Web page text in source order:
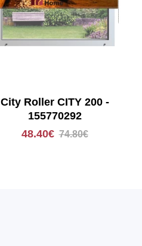
City Roller CITY 200 -
155770292
48.40€ 74.80€